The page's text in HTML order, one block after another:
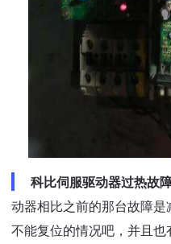
科比伺服驱动器过热故
动器相比之前的那台故障
不能复位的情况吧，并且